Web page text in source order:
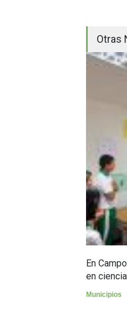
Otras
En
en
Municipios